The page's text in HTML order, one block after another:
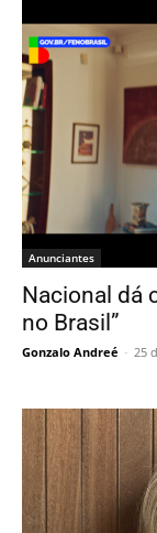
Anunciantes
Nacional dá
no Brasil”
Gonzalo Andreé - 25